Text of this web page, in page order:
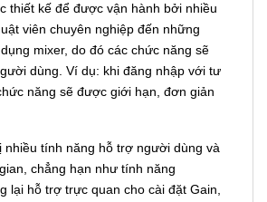
thiết kế để được vận hành bởi nhiều
viên chuyên nghiệp đến những
mixer, do đó các chức năng sẽ
dùng. Ví dụ: khi đăng nhập với tư
năng sẽ được giới hạn, đơn giản
nhiều tính năng hỗ trợ người dùng và
chẳng hạn như tính năng
lại hỗ trợ trực quan cho cài đặt Gain,